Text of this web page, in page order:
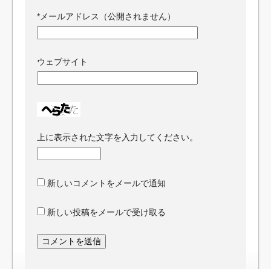
* メールアドレス（公開されません）
ウェブサイト
上に表示された文字を入力してください。
新しいコメントをメールで通知
新しい投稿をメールで受け取る